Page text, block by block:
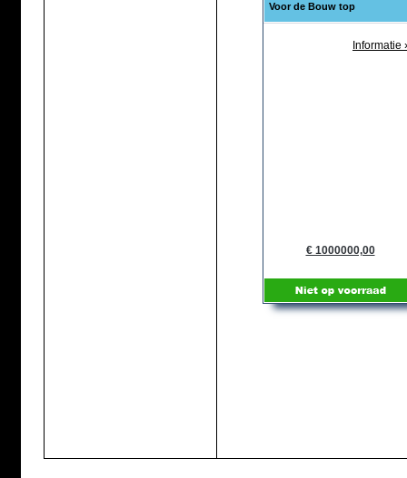
Voor de Bouw top
Informatie
€ 1000000,00